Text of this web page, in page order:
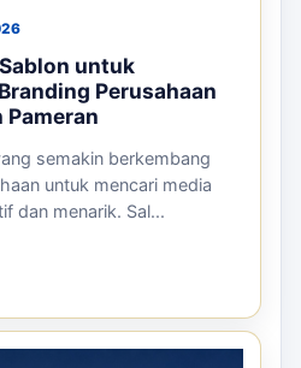
untuk
Perusahaan
Pameran
semakin berkembang
untuk mencari media
dan menarik. Sal...